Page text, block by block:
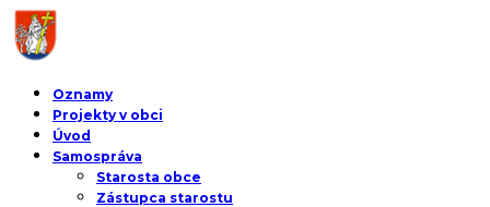
Oznamy
Projekty v obci
Úvod
Samospráva
Starosta obce
Zástupca starostu